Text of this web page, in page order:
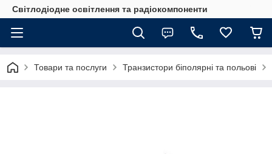
Світлодіодне освітлення та радіокомпоненти
Товари та послуги Транзистори біполярні та польові